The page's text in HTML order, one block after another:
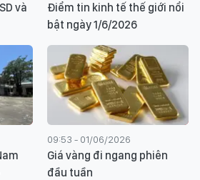
và
Điểm tin kinh tế thế giới nổi
bật ngày 1/6/2026
09:53 - 01/06/2026
Giá vàng đi ngang phiên
đầu tuần